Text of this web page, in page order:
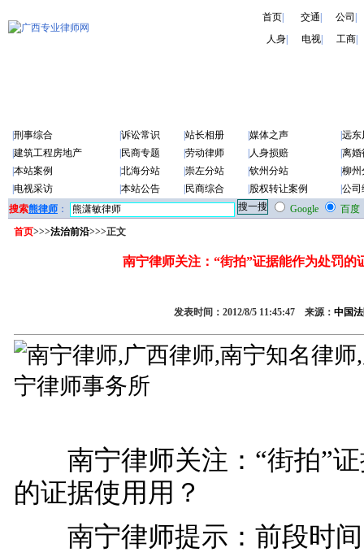
首页| 交通 公司
人身
电视 工商
刑事综合 诉讼常识 站长相册 媒体之声
远东
建筑工程房地产 民商专题 劳动律师 人身损赔
离婚
本站案例 北海分站 崇左分站 钦州分站
柳州
电视采访 本站公告 民商综合 股权转让案例
公司
搜索熊律师 ： Google
百度
首页>>>法治前沿>>>正文
南宁律师关注：“街拍”证据能作为处罚的
发表时间：2012/8/5 11:45:47 来源： 中国
南宁律师关注：“街拍”证
的证据使用用？
南宁律师提示：前段时间